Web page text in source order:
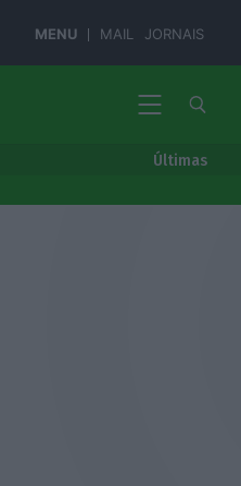
MENU MAIL JORNAIS
Últimas